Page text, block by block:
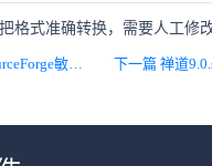
格式准确转换，需要人工修改
上一篇 禅道名列SourceForge敏捷开发工具排名榜首！ 下一篇 禅道